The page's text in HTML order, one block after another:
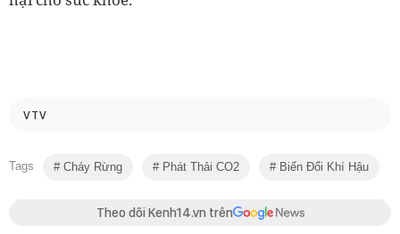
VTV
Tags Cháy Rừng Phát Thải CO2 Biến Đổi Khí Hậu
Theo dõi Kenh14.vn trên